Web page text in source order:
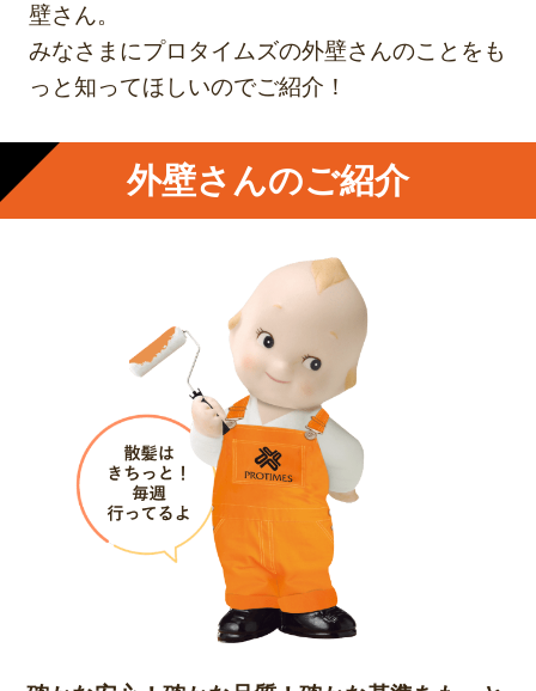
壁さん。
みなさまにプロタイムズの外壁さんのことをも
っと知ってほしいのでご紹介！
外壁さんのご紹介